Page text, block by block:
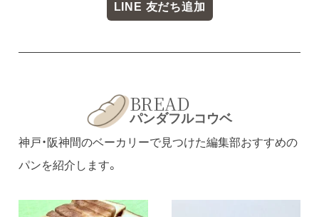
LINE 友だち追加
BREAD
パンダフルコウベ
神戸・阪神間のベーカリーで見つけた編集部おすすめの
パンを紹介します。